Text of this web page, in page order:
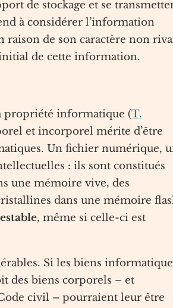
de stockage et se
à considérer l’information
de son caractère non
de cette information.
propriété informatique (T.
et incorporel mérite d’être
Un fichier numérique,
: ils sont constitués
une mémoire vive, des
dans une mémoire
, même si celle-ci est
Si les biens
des biens corporels – et
civil – pourraient leur être